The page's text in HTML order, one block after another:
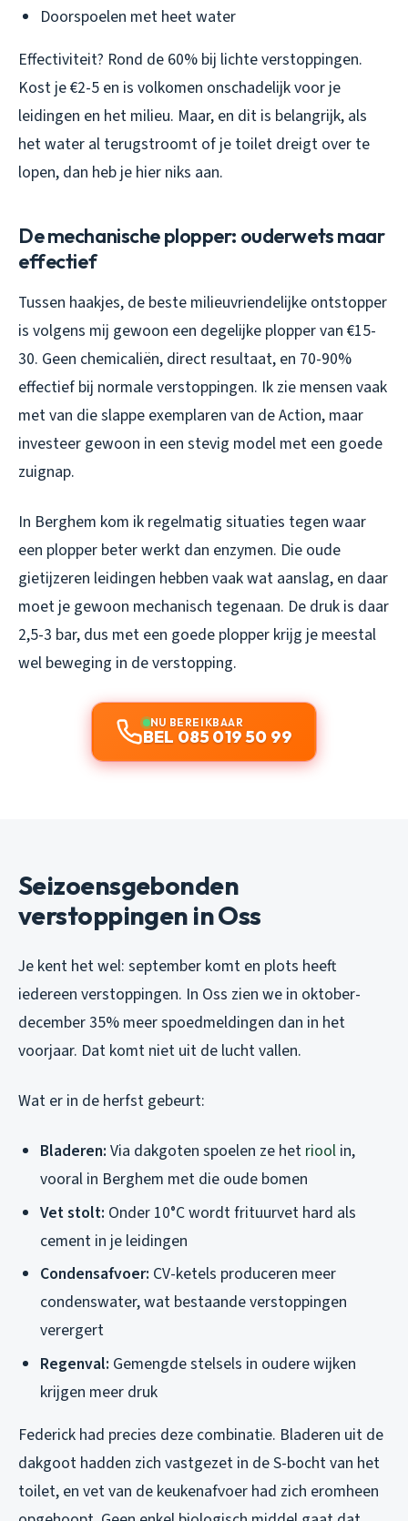
Doorspoelen met heet water
Effectiviteit? Rond de 60% bij lichte verstoppingen.
Kost je €2-5 en is volkomen onschadelijk voor je
leidingen en het milieu. Maar, en dit is belangrijk, als
het water al terugstroomt of je toilet dreigt over te
lopen, dan heb je hier niks aan.
De mechanische plopper: ouderwets maar
effectief
Tussen haakjes, de beste milieuvriendelijke ontstopper
is volgens mij gewoon een degelijke plopper van €15-
30. Geen chemicaliën, direct resultaat, en 70-90%
effectief bij normale verstoppingen. Ik zie mensen vaak
met van die slappe exemplaren van de Action, maar
investeer gewoon in een stevig model met een goede
zuignap.
In Berghem kom ik regelmatig situaties tegen waar
een plopper beter werkt dan enzymen. Die oude
gietijzeren leidingen hebben vaak wat aanslag, en daar
moet je gewoon mechanisch tegenaan. De druk is daar
2,5-3 bar, dus met een goede plopper krijg je meestal
wel beweging in de verstopping.
NU BEREIKBAAR
BEL 085 019 50 99
Seizoensgebonden
verstoppingen in Oss
Je kent het wel: september komt en plots heeft
iedereen verstoppingen. In Oss zien we in oktober-
december 35% meer spoedmeldingen dan in het
voorjaar. Dat komt niet uit de lucht vallen.
Wat er in de herfst gebeurt:
Bladeren: Via dakgoten spoelen ze het riool in,
vooral in Berghem met die oude bomen
Vet stolt: Onder 10°C wordt frituurvet hard als
cement in je leidingen
Condensafvoer: CV-ketels produceren meer
condenswater, wat bestaande verstoppingen
verergert
Regenval: Gemengde stelsels in oudere wijken
krijgen meer druk
Federick had precies deze combinatie. Bladeren uit de
dakgoot hadden zich vastgezet in de S-bocht van het
toilet, en vet van de keukenafvoer had zich eromheen